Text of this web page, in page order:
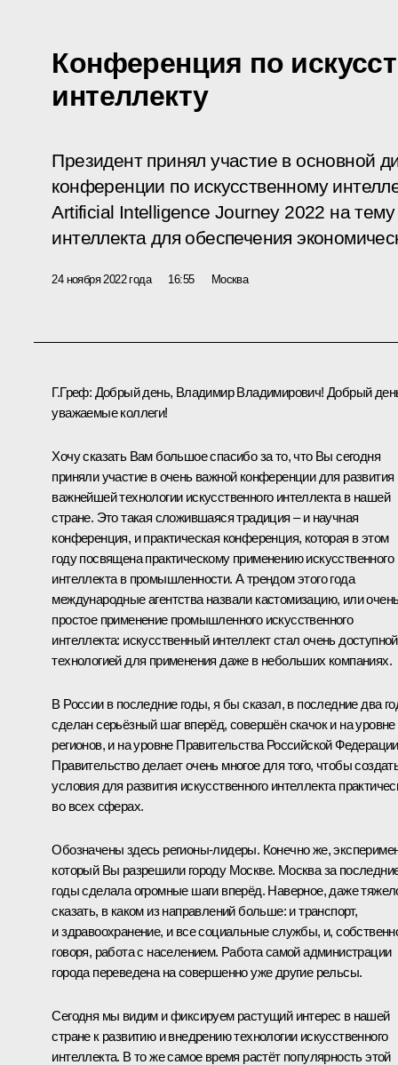
Конференция по
интеллекту
Президент принял участие в основной
конференции по искусственному
Artificial Intelligence Journey 2022 на тему
интеллекта для обеспечения
24 ноября 2022 года 16:55 Москва
Г.Греф: Добрый день, Владимир Владимирович! Добрый
уважаемые коллеги!
Хочу сказать Вам большое спасибо за то, что Вы сегодня
приняли участие в очень важной конференции для развития
важнейшей технологии искусственного интеллекта в нашей
стране. Это такая сложившаяся традиция – и научная
конференция, и практическая конференция, которая в этом
году посвящена практическому применению искусственного
интеллекта в промышленности. А трендом этого года
международные агентства назвали кастомизацию, или
простое применение промышленного искусственного
интеллекта: искусственный интеллект стал очень доступной
технологией для применения даже в небольших компаниях.
В России в последние годы, я бы сказал, в последние два
сделан серьёзный шаг вперёд, совершён скачок и на уровне
регионов, и на уровне Правительства Российской
Правительство делает очень многое для того, чтобы
условия для развития искусственного интеллекта
во всех сферах.
Обозначены здесь регионы-лидеры. Конечно же,
который Вы разрешили городу Москве. Москва за
годы сделала огромные шаги вперёд. Наверное, даже
сказать, в каком из направлений больше: и транспорт,
и здравоохранение, и все социальные службы, и,
говоря, работа с населением. Работа самой администрации
города переведена на совершенно уже другие рельсы.
Сегодня мы видим и фиксируем растущий интерес в нашей
стране к развитию и внедрению технологии искусственного
интеллекта. В то же самое время растёт популярность этой